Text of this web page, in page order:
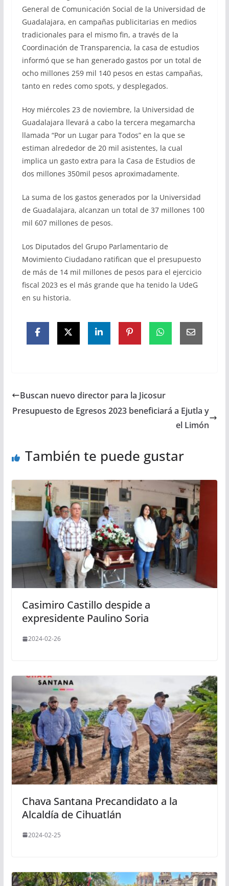
General de Comunicación Social de la Universidad de
Guadalajara, en campañas publicitarias en medios
tradicionales para el mismo fin, a través de la
Coordinación de Transparencia, la casa de estudios
informó que se han generado gastos por un total de
ocho millones 259 mil 140 pesos en estas campañas,
tanto en redes como spots, y desplegados.
Hoy miércoles 23 de noviembre, la Universidad de
Guadalajara llevará a cabo la tercera megamarcha
llamada “Por un Lugar para Todos” en la que se
estiman alrededor de 20 mil asistentes, la cual
implica un gasto extra para la Casa de Estudios de
dos millones 350mil pesos aproximadamente.
La suma de los gastos generados por la Universidad
de Guadalajara, alcanzan un total de 37 millones 100
mil 607 millones de pesos.
Los Diputados del Grupo Parlamentario de
Movimiento Ciudadano ratifican que el presupuesto
de más de 14 mil millones de pesos para el ejercicio
fiscal 2023 es el más grande que ha tenido la UdeG
en su historia.
Buscan nuevo director para la Jicosur
Presupuesto de Egresos 2023 beneficiará a Ejutla y
el Limón
También te puede gustar
Casimiro Castillo despide a
expresidente Paulino Soria
2024-02-26
Chava Santana Precandidato a la
Alcaldía de Cihuatlán
2024-02-25